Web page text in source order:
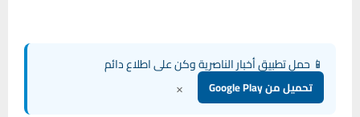
📱 حمل تطبيق أخبار الناصرية وكن على اطلاع دائم
تحميل من Google Play ×